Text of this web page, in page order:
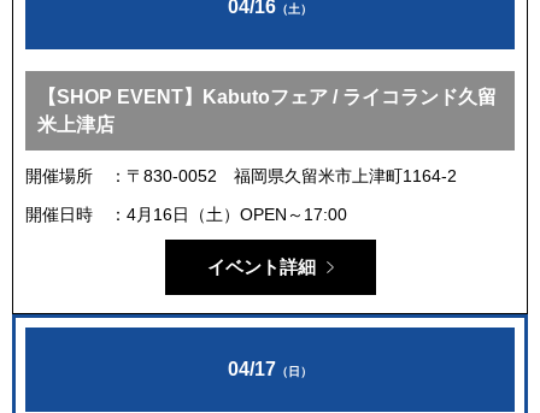
04/16 （土）
【SHOP EVENT】Kabutoフェア / ライコランド久留
米上津店
開催場所
〒830-0052 福岡県久留米市上津町1164-2
開催日時
4月16日（土）OPEN～17:00
イベント詳細
04/17 （日）